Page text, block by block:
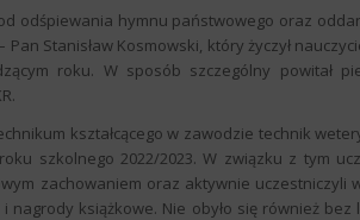
odśpiewania hymnu państwowego oraz
Pan Stanisław Kosmowski, który życzył
roku. W sposób szczególny powitał
kształcącego w zawodzie technik
szkolnego 2022/2023. W związku z tym
zachowaniem oraz aktywnie uczestniczyli
nagrody książkowe. Nie obyło się również